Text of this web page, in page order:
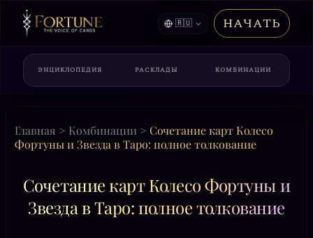
🇷🇺 НАЧАТЬ
ЭНЦИКЛОПЕДИЯ РАСКЛАДЫ КОМБИНАЦИИ
Главная > Комбинации > Сочетание карт Колесо
Фортуны и Звезда в Таро: полное толкование
Сочетание карт Колесо Фортуны и
Звезда в Таро: полное толкование